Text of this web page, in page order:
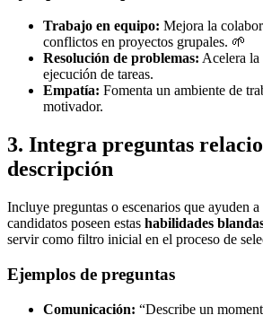
Trabajo en equipo: Mejora la
conflictos en proyectos grupales. 🌱
Resolución de problemas: Acelera la
ejecución de tareas.
Empatía: Fomenta un ambiente de
motivador.
3. Integra preguntas
descripción
Incluye preguntas o escenarios que ayuden
candidatos poseen estas habilidades
servir como filtro inicial en el proceso de
Ejemplos de preguntas
Comunicación: “Describe un